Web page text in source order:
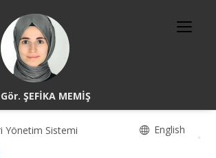
ŞEFİKA MEMİŞ
Yönetim Sistemi English